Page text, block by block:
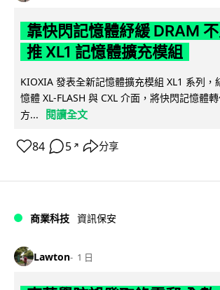
靠快閃記憶體紓緩 DRAM
推 XL1 記憶體擴充模組
KIOXIA 發表全新記憶體擴充模組 XL1 系列，
憶體 XL-FLASH 與 CXL 介面，將快閃記憶體
方...
閱讀全文
84 5 ↗ 分享
商業科技 資訊保安
Lawton 1 日